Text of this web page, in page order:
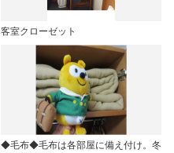
客室クローゼット
◆毛布◆毛布は各部屋に備え付け。冬